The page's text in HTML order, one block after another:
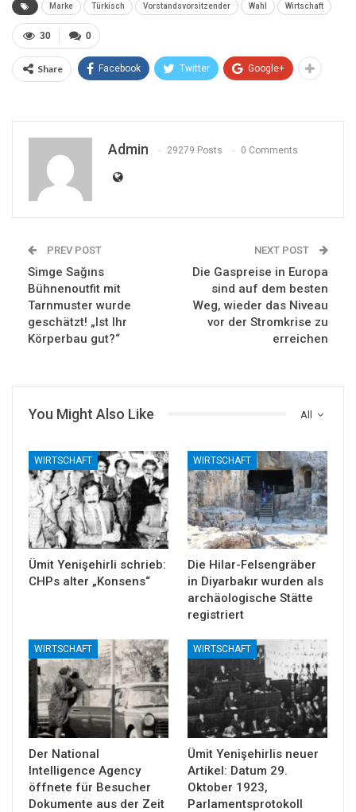
Marke Türkisch Vorstandsvorsitzender Wahl Wirtschaft
0
30
Share Facebook Twitter Google+
Admin 29279 Posts 0 Comments
PREV POST
Simge Sağıns
Bühnenoutfit mit
Tarnmuster wurde
geschätzt! „Ist Ihr
Körperbau gut?“
NEXT POST
Die Gaspreise in Europa
sind auf dem besten
Weg, wieder das Niveau
vor der Stromkrise zu
erreichen
All
You Might Also Like
WIRTSCHAFT
Ümit Yenişehirli schrieb:
CHPs alter „Konsens“
WIRTSCHAFT
Die Hilar-Felsengräber
in Diyarbakır wurden als
archäologische Stätte
registriert
WIRTSCHAFT
Der National
Intelligence Agency
öffnete für Besucher
Dokumente aus der Zeit
WIRTSCHAFT
Ümit Yenişehirlis neuer
Artikel: Datum 29.
Oktober 1923,
Parlamentsprotokoll